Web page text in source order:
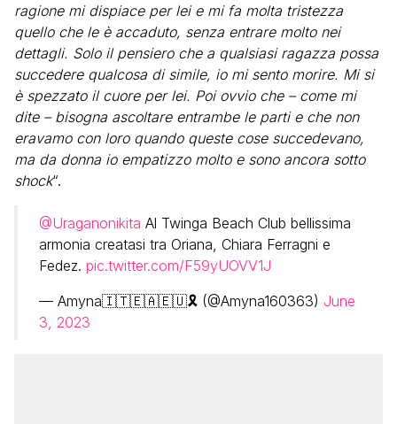
ragione mi dispiace per lei e mi fa molta tristezza
quello che le è accaduto, senza entrare molto nei
dettagli. Solo il pensiero che a qualsiasi ragazza possa
succedere qualcosa di simile, io mi sento morire. Mi si
è spezzato il cuore per lei. Poi ovvio che – come mi
dite – bisogna ascoltare entrambe le parti e che non
eravamo con loro quando queste cose succedevano,
ma da donna io empatizzo molto e sono ancora sotto
shock“.
@Uraganonikita Al Twinga Beach Club bellissima
armonia creatasi tra Oriana, Chiara Ferragni e
Fedez. pic.twitter.com/F59yUOVV1J
— Amyna🇮🇹🇪🇦🇪🇺🎗️ (@Amyna160363) June
3, 2023